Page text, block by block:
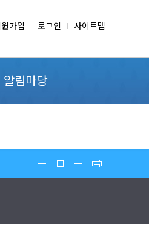
가입 로그인 사이트맵
알림마당